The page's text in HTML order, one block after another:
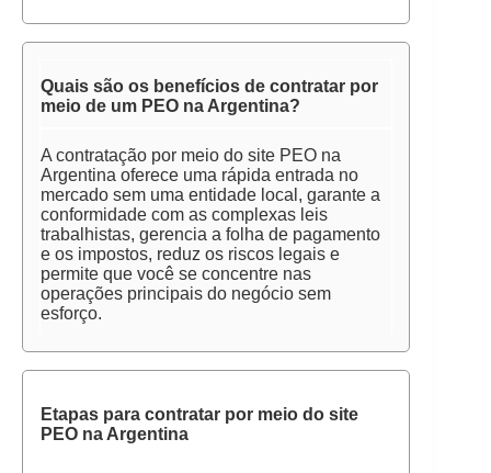
Quais são os benefícios de contratar por
meio de um PEO na Argentina?
A contratação por meio do site PEO na
Argentina oferece uma rápida entrada no
mercado sem uma entidade local, garante a
conformidade com as complexas leis
trabalhistas, gerencia a folha de pagamento
e os impostos, reduz os riscos legais e
permite que você se concentre nas
operações principais do negócio sem
esforço.
Etapas para contratar por meio do site
PEO na Argentina